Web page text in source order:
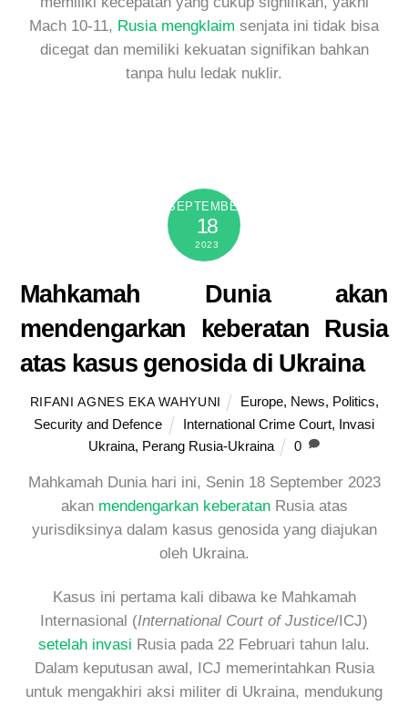
Mach 10-11, Rusia mengklaim senjata ini tidak bisa
dicegat dan memiliki kekuatan signifikan bahkan
tanpa hulu ledak nuklir.
SEPTEMBER
18
2023
Mahkamah Dunia akan
mendengarkan keberatan Rusia
atas kasus genosida di Ukraina
RIFANI AGNES EKA WAHYUNI Europe, News, Politics,
Security and Defence
International Crime Court, Invasi
Ukraina, Perang Rusia-Ukraina 0
Mahkamah Dunia hari ini, Senin 18 September 2023
akan mendengarkan keberatanRusia atas
yurisdiksinya dalam kasus genosida yang diajukan
oleh Ukraina.
Kasus ini pertama kali dibawa ke Mahkamah
Internasional (International Court of Justice/ICJ)
setelah invasi Rusia pada 22 Februari tahun lalu.
Dalam keputusan awal, ICJ memerintahkan Rusia
untuk mengakhiri aksi militer di Ukraina, mendukung